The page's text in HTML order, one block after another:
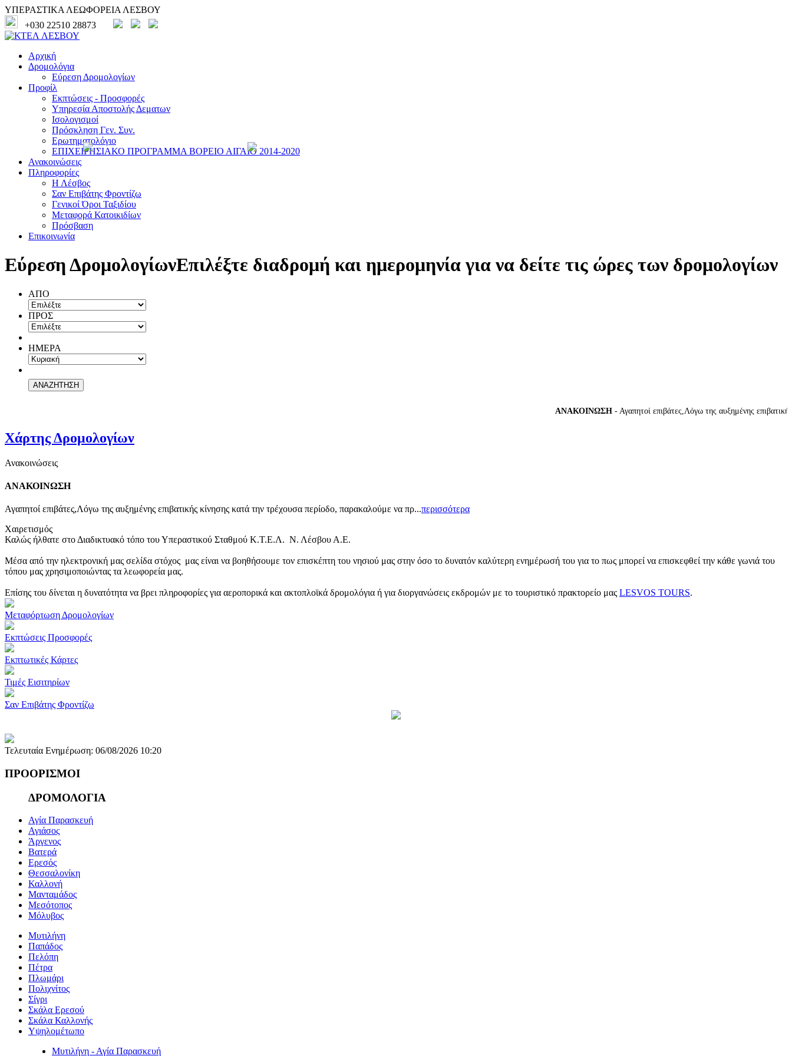
ΥΠΕΡΑΣΤΙΚΑ ΛΕΩΦΟΡΕΙΑ ΛΕΣΒΟΥ
+030 22510 28873
Αρχική
Δρομολόγια
Εύρεση Δρομολογίων
Προφίλ
Εκπτώσεις - Προσφορές
Υπηρεσία Αποστολής Δεματων
Ισολογισμοί
Πρόσκληση Γεν. Συν.
Ερωτηματολόγιο
ΕΠΙΧΕΙΡΗΣΙΑΚΟ ΠΡΟΓΡΑΜΜΑ ΒΟΡΕΙΟ ΑΙΓΑΙΟ 2014-2020
Ανακοινώσεις
Πληροφορίες
Η Λέσβος
Σαν Επιβάτης Φροντίζω
Γενικοί Όροι Ταξιδίου
Μεταφορά Κατοικιδίων
Πρόσβαση
Επικοινωνία
Εύρεση ΔρομολογίωνΕπιλέξτε διαδρομή και ημερομηνία για να δείτε τις ώρες των δρομολογίων
ΑΠΟ
ΠΡΟΣ
ΗΜΕΡΑ
ΑΝΑΚΟΙΝΩΣΗ- Αγαπητοί επιβάτες,Λόγω της αυξημένης επιβατικής
Χάρτης Δρομολογίων
Ανακοινώσεις
ΑΝΑΚΟΙΝΩΣΗ
Αγαπητοί επιβάτες,Λόγω της αυξημένης επιβατικής κίνησης κατά την τρέχουσα περίοδο, παρακαλούμε να πρ...περισσότερα
Χαιρετισμός
Καλώς ήλθατε στο Διαδικτυακό τόπο του Υπεραστικού Σταθμού Κ.Τ.Ε.Λ. Ν. Λέσβου Α.Ε.
Μέσα από την ηλεκτρονική μας σελίδα στόχος μας είναι να βοηθήσουμε τον επισκέπτη του νησιού μας στην όσο το δυνατόν καλύτερη ενημέρωσή του για το πως μπορεί να επισκεφθεί την κάθε γωνιά του
τόπου μας χρησιμοποιώντας τα λεωφορεία μας.
Επίσης του δίνεται η δυνατότητα να βρει πληροφορίες για αεροπορικά και ακτοπλοϊκά δρομολόγια ή για διοργανώσεις εκδρομών με το τουριστικό πρακτορείο μας LESVOS TOURS.
Μεταφόρτωση Δρομολογίων
Εκπτώσεις Προσφορές
Εκπτωτικές Κάρτες
Τιμές Εισιτηρίων
Σαν Επιβάτης Φροντίζω
Τελευταία Ενημέρωση: 06/08/2026 10:20
ΠΡΟΟΡΙΣΜΟΙ
ΔΡΟΜΟΛΟΓΙΑ
Αγία Παρασκευή
Αγιάσος
Άργενος
Βατερά
Ερεσός
Θεσσαλονίκη
Καλλονή
Μανταμάδος
Μεσότοπος
Μόλυβος
Μυτιλήνη
Παπάδος
Πελόπη
Πέτρα
Πλωμάρι
Πολιχνίτος
Σίγρι
Σκάλα Ερεσού
Σκάλα Καλλονής
Υψηλομέτωπο
Μυτιλήνη - Αγία Παρασκευή